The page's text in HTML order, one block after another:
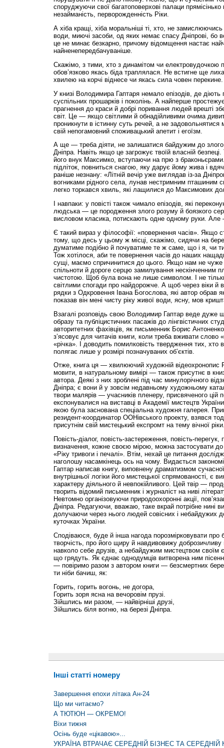
споруджуючи свої багатоповерхові палаци
незайманість, перворожденність Ріки.
А хіба кращі, хіба моральніші ті, хто, не замислюючись
води, миючі засоби, од яких немає спасу Дніпрові,
це не минає безкарно, причому відомщення настає
найненепередбачуваніше.
Скажімо, з тими, хто з динамітом чи електровудочкою
обов’язково якась біда траплялася. Не встигне ще
хвилею на корчі віднесе чи якась сила човен перекине.
У книзі Володимира Гаптаря немало епізодів, де діють
суспільних прошарків і поколінь. А найперше
прагнення до краси й добрі поривання людей врешті
світ. Це — якщо світлими й обнадійливими очима
проникнути в істинну суть речей, а не задовольнятися
свій непогамовний споживацький апетит і егоїзм.
А ще — треба діяти, не залишатися байдужим до злого
Дніпра. Навіть якщо це загрожує твоїй власній безпеці.
його внук Максимко, вступаючи на прю з
підліток, повниться снагою, яку дарує йому жива і
раніше незнану: «Літній вечір уже виглядав із-за
вогниками рідного села, лунав нестримним пташиним
легко торкався хвиль, які лащилися до Максимових
І навпаки: у повісті також чимало епізодів, які
людська — це породження злого розуму й боязкого
висловом класика, потискають одне одному руки. Але
Є такий вираз у філософії: «повернення часів». Якщо
тому, що десь у цьому ж місці, скажімо, сидячи на
думатиме подібно й почуватиме те ж саме, що і я, чи
Тож хотілося, аби те повернення часів до наших
сущі, маємо спричинитися до цього. Якщо нам не чуже
спільноти й дороге серцю замилування нескінченним
чистотою. Щоб була вона не лише символом. І не
світлими спогади про найдорожче. А щоб через віки й
рядки з Одкровення Івана Богослова, які автор обрав
показав він мені чисту ріку живої води, ясну, мов
Взагалі розповідь свою Володимир Гаптар веде дуже
образу та публіцистичних пасажів до лінгвістичних
авторитетних фахівців, як письменник Борис
з’ясовує для читачів книги, коли треба вживати слово
«річка». І доводить помилковість твердження тих,
полягає лише у розмірі позначуваних об’єктів.
Отже, книга ця — хвилюючий художній відеохронопис
мовити, в натуральному вимірі — також присутнє в
автора. Деякі з них зроблені під час минулорічного
Дніпра; є вони й у зовсім недавньому художньому
твори малярів — учасників пленеру, присвяченого цій
експонувалися на виставці в Академії мистецтв
якою була заснована спеціальна художня галерея.
резидент-координатор ООНівського проекту, взявся
присутнім свій мистецький експромт на тему вічної
Повість-діалог, повість-застереження, повість-
визначення, кожне своєю мірою, можна застосувати
«Ріку тривоги і печалі». Втім, нехай це питання
наголошу насамкінець ось на чому. Видається
Гаптар написав книгу, виповнену драматизмом
внутрішньої логіки його мистецької спрямованості, є
характеру діяльного й невпокійливого. Цей твір —
творить відомий письменник і журналіст на ниві
Невтомно організовуючи природоохоронні акції,
Дніпра. Редагуючи, вважаю, таке вкрай потрібне нині
долучаючи через нього людей совісних і небайдужих
куточках України.
Сподіваюся, буде й інша нагода порозмірковувати про
творчість, про його щиру й навдивовижу доброзичливу
навколо себе друзів, а небайдужим мистецтвом своїм
що грядуть. Як єднає однодумців витворена ним
— повіримо разом з автором книги — безсмертних
ти ніби бачиш, як:
Горить, горить вогонь, не догора,
Горить зоря ясна на вечоровім прузі.
Зійшлись ми разом, — найвірніші друзі,
Зійшлись біля вогню, на березі Дніпра.
Інші статті номеру
Завершення епохи літака Ан-24
Що ми читаємо?
А ТЮТЮН — ОКРЕМО!
Віхи тижня
Осінь буде «цікавою»...
УКРАЇНА ВТРАЧАЄ СЕРЕДНІЙ БІЗНЕС ТА СЕРЕДНІЙ